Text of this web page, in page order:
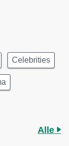
Celebrities
Alle